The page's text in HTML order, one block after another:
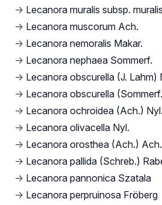
→ Lecanora muralis subsp.
→ Lecanora muscorum Ach.
→ Lecanora nemoralis Makar.
→ Lecanora nephaea Sommerf.
→ Lecanora obscurella (J. Lahm)
→ Lecanora obscurella
→ Lecanora ochroidea (Ach.) Nyl.
→ Lecanora olivacella Nyl.
→ Lecanora orosthea (Ach.) Ach.
→ Lecanora pallida (Schreb.)
→ Lecanora pannonica Szatala
→ Lecanora perpruinosa Fröberg